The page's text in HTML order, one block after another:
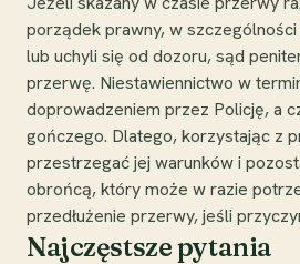
porządek prawny, w
lub uchyli się od dozoru, sąd
przerwę. Niestawiennictwo w
doprowadzeniem przez Policję, a
gończego. Dlatego, korzystając z
przestrzegać jej warunków i
obrońcą, który może w razie
przedłużenie przerwy, jeśli
Najczęstsze pytania